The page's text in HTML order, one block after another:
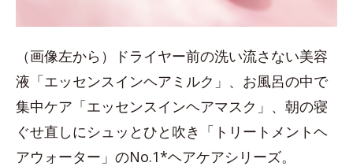
（画像左から）ドライヤー前の洗い流さない美容
液「エッセンスインヘアミルク」、お風呂の中で
集中ケア「エッセンスインヘアマスク」、朝の寝
ぐせ直しにシュッとひと吹き「トリートメントヘ
アウォーター」のNo.1*ヘアケアシリーズ。